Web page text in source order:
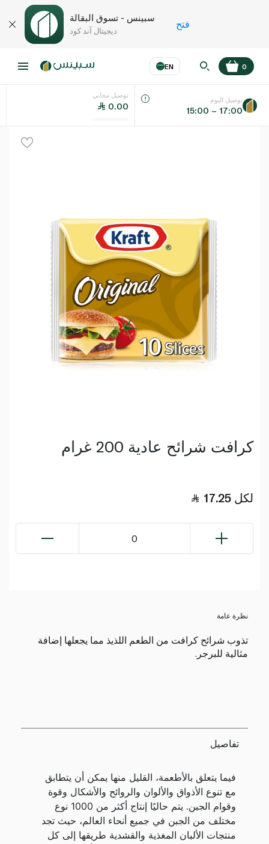
سبينس - تسوق البقالة
ديجيتال آند كود
فتح
EN
اللغة عر
0
توصيل مجاني
0.00
توصيل اليوم
15:00 – 17:00
كرافت شرائح عادية 200 غرام
17.25 لكل
0
نظرة عامة
تذوب شرائح كرافت من الطعم اللذيذ مما يجعلها إضافة
مثالية للبرجر.
تفاصيل
فيما يتعلق بالأطعمة، القليل منها يمكن أن يتطابق
مع تنوع الأذواق والألوان والروائح والأشكال وقوة
وقوام الجبن. يتم حاليًا إنتاج أكثر من 1000 نوع
مختلف من الجبن في جميع أنحاء العالم، حيث تجد
منتجات الألبان المغذية والقشدية طريقها إلى كل